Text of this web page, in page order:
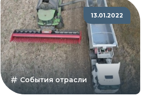
13.01.2022
События отрасли